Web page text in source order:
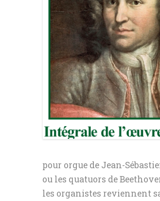
pour orgue de Jean-
ou les quatuors de
les organistes reviennent